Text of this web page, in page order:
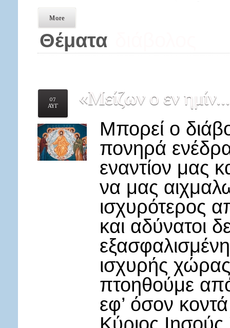
More
Θέματα
07
ΑΥΓ
«Μείζωνο εν
Μπορεί ο
πονηρά
εναντίον μας
να μας
ισχυρότερος
και αδύνατοι
ισχυρής
πτοηθούμε
εφ’ όσον